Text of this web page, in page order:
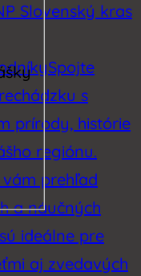
Slovenský kras
Spojte
s
prírody, histórie
regiónu.
prehľad
a náučných
ideálne pre
aj zvedavých